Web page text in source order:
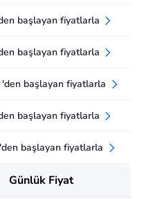
başlayan fiyatlarla
başlayan fiyatlarla
'den başlayan fiyatlarla
başlayan fiyatlarla
'den başlayan fiyatlarla
Günlük Fiyat